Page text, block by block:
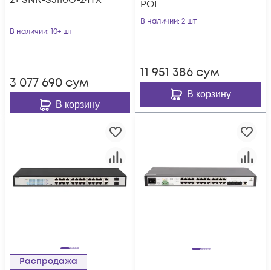
В наличии: 10+ шт
3 077 690 сум
В корзину
POE
В наличии: 2 шт
11 951 386 сум
В корзину
Распродажа